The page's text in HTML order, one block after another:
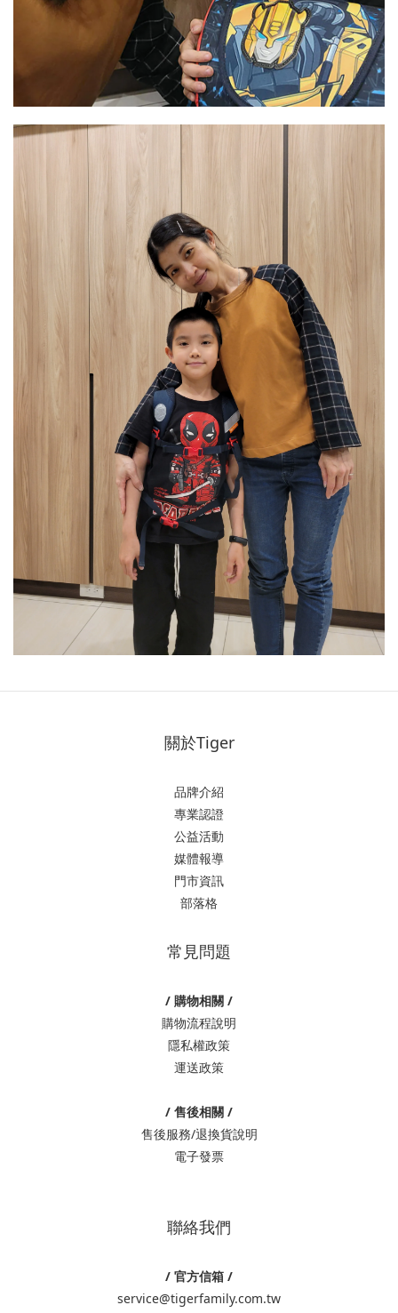
關於Tiger
品牌介紹
專業認證
公益活動
媒體報導
門市資訊
部落格
常見問題
/ 購物相關 /
購物流程說明
隱私權政策
運送政策
/ 售後相關 /
售後服務/退換貨說明
電子發票
聯絡我們
/ 官方信箱 /
service@tigerfamily.com.tw